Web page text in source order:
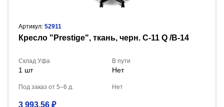
Артикул: 52911
Кресло "Prestige", ткань, черн. C-11 Q /В-14
Склад Уфа
1 шт
В пути
Нет
Под заказ от 5–6 д. Нет
3 993.56 ₽